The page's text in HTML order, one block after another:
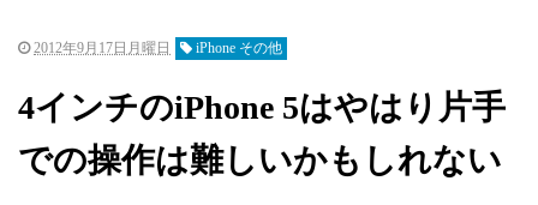
2012年9月17日月曜日 iPhone その他
4インチのiPhone 5はやはり片手
での操作は難しいかもしれない